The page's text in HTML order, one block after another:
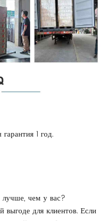
1 год.
чем у вас?
для клиентов. Если